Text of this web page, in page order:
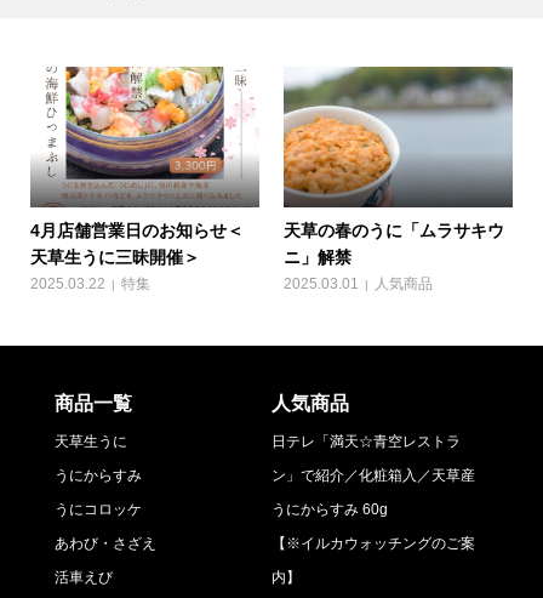
4月店舗営業日のお知らせ＜
天草生うに三昧開催＞
2025.03.22 特集
天草の春のうに「ムラサキウ
ニ」解禁
2025.03.01 人気商品
商品一覧
天草生うに
うにからすみ
うにコロッケ
あわび・さざえ
活車えび
人気商品
日テレ「満天☆青空レストラ
ン」で紹介／化粧箱入／天草産
うにからすみ 60g
【※イルカウォッチングのご案
内】